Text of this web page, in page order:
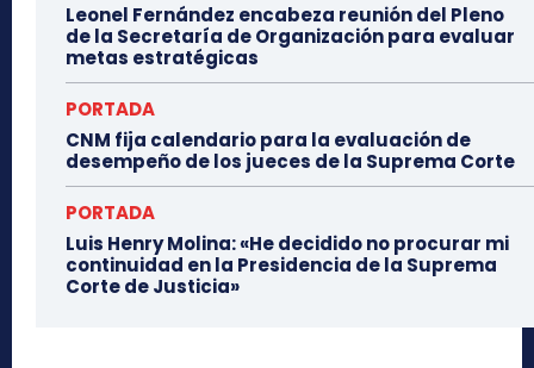
Leonel Fernández encabeza reunión del Pleno
de la Secretaría de Organización para evaluar
metas estratégicas
PORTADA
CNM fija calendario para la evaluación de
desempeño de los jueces de la Suprema Corte
PORTADA
Luis Henry Molina: «He decidido no procurar mi
continuidad en la Presidencia de la Suprema
Corte de Justicia»